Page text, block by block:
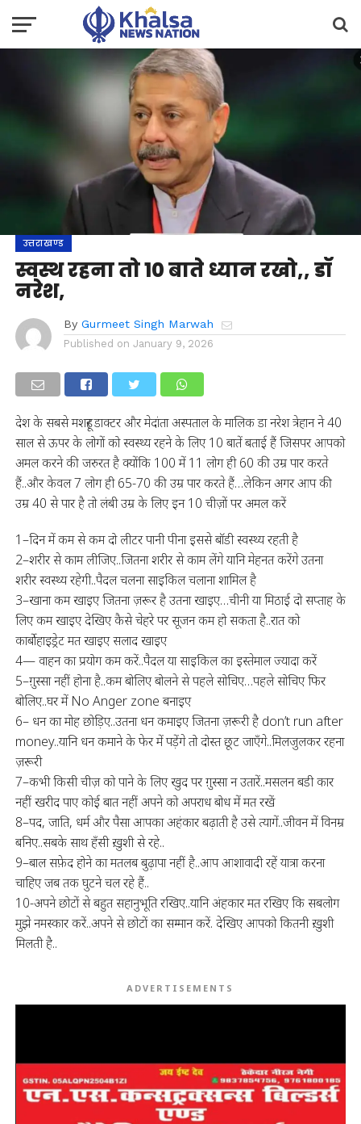
उत्तराखण्ड
स्वस्थ रहना तो 10 बाते ध्यान रखो,, डॉ
नरेश,
By Gurmeet Singh Marwah
Published on January 9, 2026
देश के सबसे मशहूर डाक्टर और मेदांता अस्पताल के मालिक डा नरेश त्रेहान ने 40
साल से ऊपर के लोगों को स्वस्थ्य रहने के लिए 10 बातें बताई हैं जिसपर आपको
अमल करने की जरुरत है क्योंकि 100 में 11 लोग ही 60 की उम्र पार करते
हैं..और केवल 7 लोग ही 65-70 की उम्र पार करते हैं…लेकिन अगर आप की
उम्र 40 से पार है तो लंबी उम्र के लिए इन 10 चीज़ों पर अमल करें
1–दिन में कम से कम दो लीटर पानी पीना इससे बॉडी स्वस्थ्य रहती है
2–शरीर से काम लीजिए..जितना शरीर से काम लेंगे यानि मेहनत करेंगे उतना
शरीर स्वस्थ्य रहेगी..पैदल चलना साइकिल चलाना शामिल है
3–खाना कम खाइए जितना ज़रूर है उतना खाइए…चीनी या मिठाई दो सप्ताह के
लिए कम खाइए देखिए कैसे चेहरे पर सूजन कम हो सकता है..रात को
कार्बोहाइड्रेट मत खाइए सलाद खाइए
4— वाहन का प्रयोग कम करें..पैदल या साइकिल का इस्तेमाल ज्यादा करें
5–ग़ुस्सा नहीं होना है..कम बोलिए बोलने से पहले सोचिए…पहले सोचिए फिर
बोलिए..घर में No Anger zone बनाइए
6– धन का मोह छोड़िए..उतना धन कमाइए जितना ज़रूरी है don’t run after
money..यानि धन कमाने के फेर में पड़ेंगे तो दोस्त छूट जाएँगे..मिलजुलकर रहना
ज़रूरी
7–कभी किसी चीज़ को पाने के लिए खुद पर ग़ुस्सा न उतारें..मसलन बडी कार
नहीं खरीद पाए कोई बात नहीं अपने को अपराध बोध में मत रखें
8–पद, जाति, धर्म और पैसा आपका अहंकार बढ़ाती है उसे त्यागें..जीवन में विनम्र
बनिए..सबके साथ हँसी ख़ुशी से रहे..
9–बाल सफ़ेद होने का मतलब बुढ़ापा नहीं है..आप आशावादी रहें यात्रा करना
चाहिए जब तक घुटने चल रहे हैं..
10-अपने छोटों से बहुत सहानुभूति रखिए..यानि अंहकार मत रखिए कि सबलोग
मुझे नमस्कार करें..अपने से छोटों का सम्मान करें. देखिए आपको कितनी ख़ुशी
मिलती है..
ADVERTISEMENTS